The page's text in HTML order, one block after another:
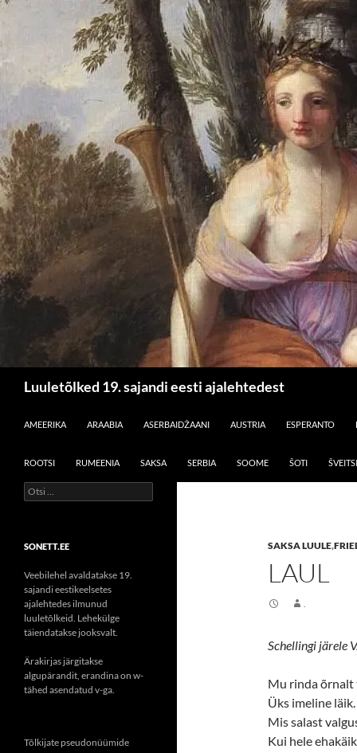
Luuletõlked 19. sajandi eesti ajalehtedest
AMEERIKA
ARAABIA ASERBAIDŽAANI AUSTRIA ESPERANTO
ROOTSI RUMEENIA SAKSA SERBIA SOOME ŠOTI ŠVEITSI
SAKSA LUULE,
LAUL
.
Schellingi järele
Mu rinda õrnalt
Üks imeline läik.
Mis salast
Kui hele
Otsi:
SONETT.EE
Veebilehel avaldatakse 19.
sajandi eestikeelsetes
ajalehtedes ilmunud
luuletõlkeid. Lehekülge
täiendatakse jooksvalt.
Ärakirjas järgitakse
algupärandit, erandina on w-
tähed asendatud v-ga.
Tõlkijate pseudonüümide